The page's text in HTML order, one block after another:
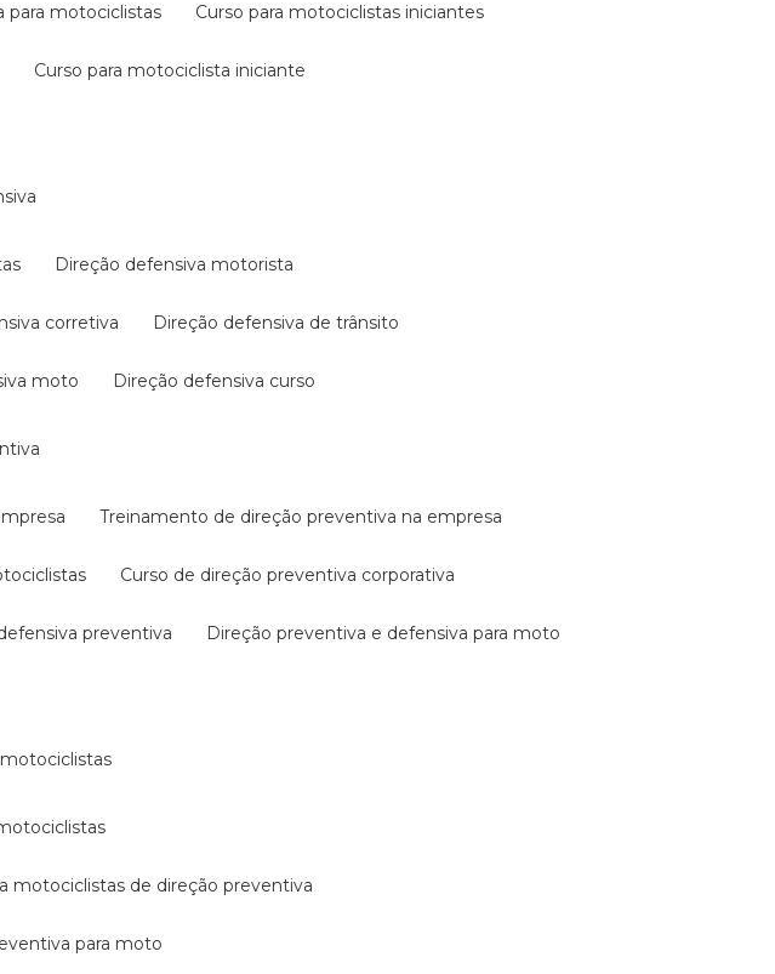
para motociclistas curso para motociclistas iniciantes
curso para motociclista iniciante
direção defensiva motorista
corretiva direção defensiva de trânsito
moto direção defensiva curso
treinamento de direção preventiva na empresa
curso de direção preventiva corporativa
defensiva preventiva direção preventiva e defensiva para moto
motociclistas
motociclistas de direção preventiva
para moto